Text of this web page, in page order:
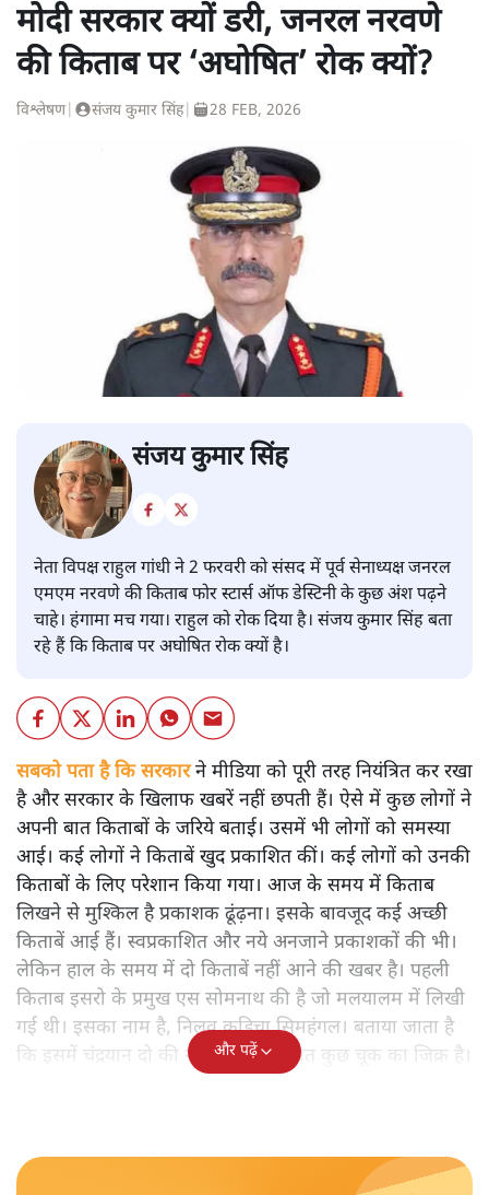
मोदी सरकार क्यों डरी, जनरल नरवणे
की किताब पर ‘अघोषित’ रोक क्यों?
विश्लेषण| संजय कुमार सिंह| 28 FEB, 2026
संजय कुमार सिंह
नेता विपक्ष राहुल गांधी ने 2 फरवरी को संसद में पूर्व सेनाध्यक्ष जनरल
एमएम नरवणे की किताब फोर स्टार्स ऑफ डेस्टिनी के कुछ अंश पढ़ने
चाहे। हंगामा मच गया। राहुल को रोक दिया है। संजय कुमार सिंह बता
रहे हैं कि किताब पर अघोषित रोक क्यों है।
सबको पता है कि सरकारने मीडिया को पूरी तरह नियंत्रित कर रखा
है और सरकार के खिलाफ खबरें नहीं छपती हैं। ऐसे में कुछ लोगों ने
अपनी बात किताबों के जरिये बताई। उसमें भी लोगों को समस्या
आई। कई लोगों ने किताबें खुद प्रकाशित कीं। कई लोगों को उनकी
किताबों के लिए परेशान किया गया। आज के समय में किताब
लिखने से मुश्किल है प्रकाशक ढूंढ़ना। इसके बावजूद कई अच्छी
किताबें आई हैं। स्वप्रकाशित और नये अनजाने प्रकाशकों की भी।
लेकिन हाल के समय में दो किताबें नहीं आने की खबर है। पहली
किताब इसरो के प्रमुख एस सोमनाथ की है जो मलयालम में लिखी
गई थी। इसका नाम है, निलवु कुडिचा सिमहंगल। बताया जाता है
कि इसमें चंद्रयान दो की नाकामी से संबंधित कुछ चूक का जिक्र है।
और पढ़ें